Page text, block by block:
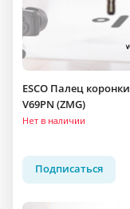
ESCO Палец коронки
V69PN (ZMG)
Нет в наличии
Подписаться